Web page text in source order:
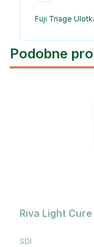
Fuji Triage
Podobne
Riva Light
PRODUCENT
SDI